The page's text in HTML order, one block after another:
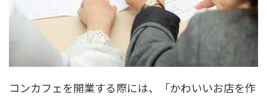
コンカフェを開業する際には、「かわいいお店を作